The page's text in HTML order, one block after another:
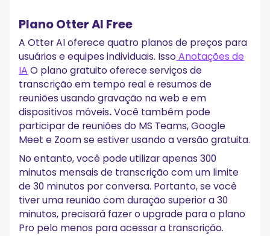
Plano Otter AI Free
A Otter AI oferece quatro planos de preços para
usuários e equipes individuais. IssoAnotações de
IA O plano gratuito oferece serviços de
transcrição em tempo real e resumos de
reuniões usando gravação na web e em
dispositivos móveis.Você também pode
participar de reuniões do MS Teams, Google
Meet e Zoom se estiver usando a versão gratuita.
No entanto, você pode utilizar apenas 300
minutos mensais de transcrição com um limite
de 30 minutos por conversa. Portanto, se você
tiver uma reunião com duração superior a 30
minutos, precisará fazer o upgrade para o plano
Pro pelo menos para acessar a transcrição.